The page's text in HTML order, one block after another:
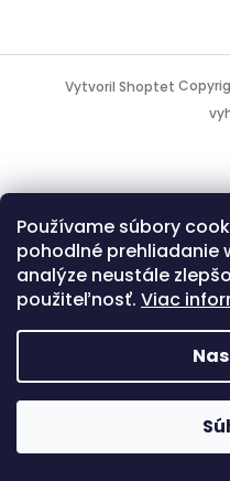
Používame súbory
pohodlné prehliadanie
analýze neustále
použiteľnosť. Viac
i
Vytvoril Shoptet